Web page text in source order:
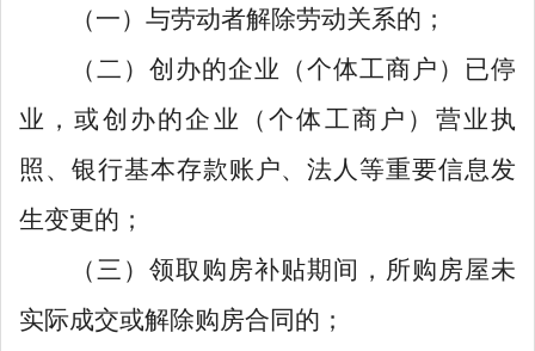
（一）与劳动者解除劳动关系的；
（二）创办的企业（个体工商户）已停
业，或创办的企业（个体工商户）营业执
照、银行基本存款账户、法人等重要信息发
生变更的；
（三）领取购房补贴期间，所购房屋未
实际成交或解除购房合同的；